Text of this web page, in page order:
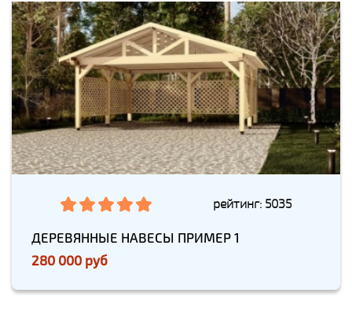
рейтинг: 5035
ДЕРЕВЯННЫЕ НАВЕСЫ ПРИМЕР 1
280 000 руб